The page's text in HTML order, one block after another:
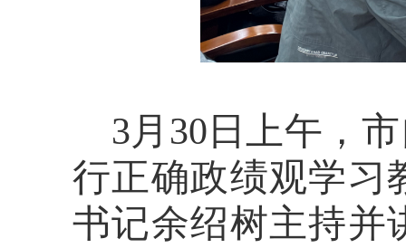
3月30日上午，
行正确政绩观学习
书记余绍树主持并